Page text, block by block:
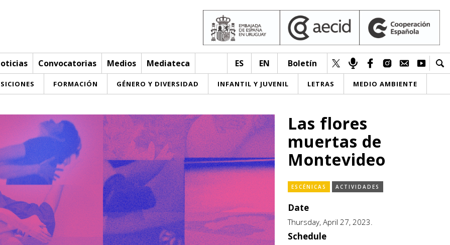
Convocatorias Medios Mediateca ES EN Boletín
FORMACIÓN GÉNERO Y DIVERSIDAD INFANTIL Y JUVENIL LETRAS MEDIO AMBIENTE
Las flores
muertas de
Montevideo
ESCÉNICAS ACTIVIDADES
Date
Thursday, April 27, 2023.
Schedule